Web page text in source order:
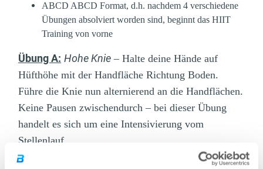
ABCD ABCD Format, d.h. nachdem 4 verschiedene
Übungen absolviert worden sind, beginnt das HIIT
Training von vorne
Übung A: Hohe Knie – Halte deine Hände auf
Hüfthöhe mit der Handfläche Richtung Boden.
Führe die Knie nun alternierend an die Handflächen.
Keine Pausen zwischendurch – bei dieser Übung
handelt es sich um eine Intensivierung vom
Stellenlauf.
Übung B: – Nimm die